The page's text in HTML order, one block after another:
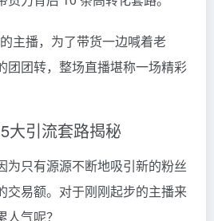
主播，为了带货一边喊着老
团团转，整场直播堪称一场精彩
大引流套路揭秘
为只有源源不断地吸引新的粉丝
交易额。对于刚刚起步的主播来
气呢？